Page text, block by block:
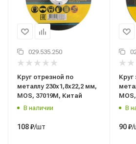
029.535.250
Круг отрезной по
металлу 230x1,8x22,2 мм,
MOS, 37019М, Китай
В наличии
108₽/шт
Круг
В
90₽/